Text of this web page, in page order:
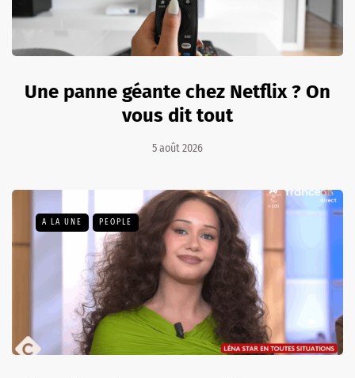
Une panne géante chez Netflix ? On
vous dit tout
5 août 2026
A LA UNE PEOPLE